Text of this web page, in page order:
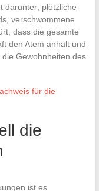
darunter; plötzliche
verschwommene
dass die gesamte
den Atem anhält und
Gewohnheiten des
für die
die
ist es